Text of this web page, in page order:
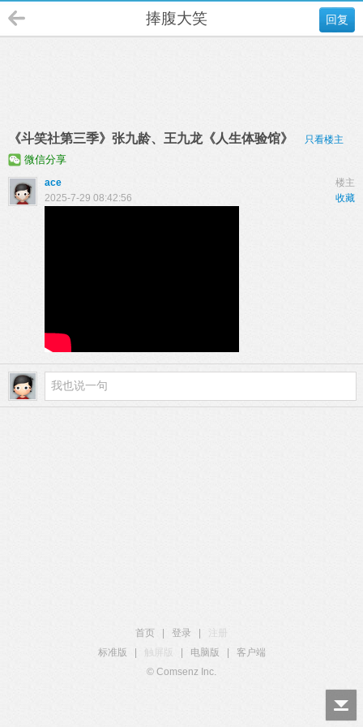
回复
捧腹大笑
《斗笑社第三季》张九龄、王九龙《人生体验馆》 只看楼主
微信分享
楼主
ace
收藏
2025-7-29 08:42:56
首页 登录
注册
标准版
触屏版 电脑版
客户端
© Comsenz Inc.